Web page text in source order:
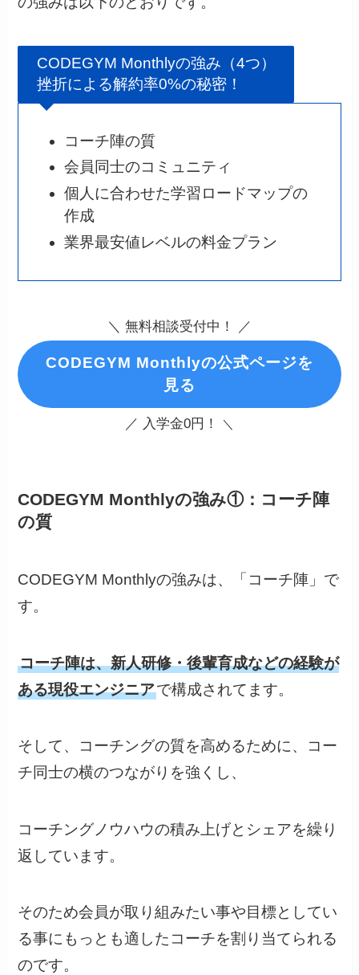
CODEGYM Monthlyの強み（4つ）
挫折による解約率0%の秘密！
コーチ陣の質
会員同士のコミュニティ
個人に合わせた学習ロードマップの
作成
業界最安値レベルの料金プラン
＼ 無料相談受付中！ ／
CODEGYM Monthlyの公式ページを
見る
／ 入学金0円！ ＼
CODEGYM Monthlyの強み①：コーチ陣
の質
CODEGYM Monthlyの強みは、「コーチ陣」で
す。
コーチ陣は、新人研修・後輩育成などの経験が
ある現役エンジニアで構成されてます。
そして、コーチングの質を高めるために、コー
チ同士の横のつながりを強くし、
コーチングノウハウの積み上げとシェアを繰り
返しています。
そのため会員が取り組みたい事や目標としてい
る事にもっとも適したコーチを割り当てられる
のです。